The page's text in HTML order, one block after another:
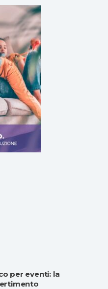
per eventi: la